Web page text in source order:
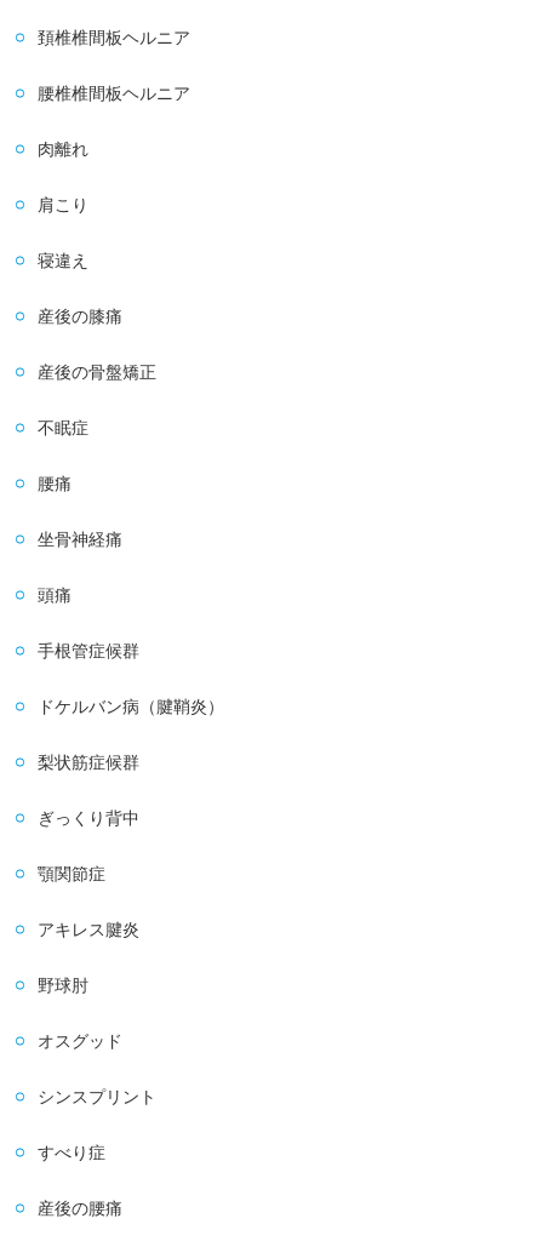
頚椎椎間板ヘルニア
腰椎椎間板ヘルニア
肉離れ
肩こり
寝違え
産後の膝痛
産後の骨盤矯正
不眠症
腰痛
坐骨神経痛
頭痛
手根管症候群
ドケルバン病（腱鞘炎）
梨状筋症候群
ぎっくり背中
顎関節症
アキレス腱炎
野球肘
オスグッド
シンスプリント
すべり症
産後の腰痛